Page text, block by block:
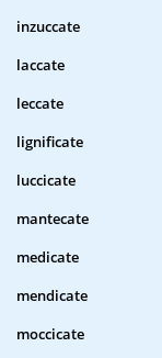
inzuccate
laccate
leccate
lignificate
luccicate
mantecate
medicate
mendicate
moccicate